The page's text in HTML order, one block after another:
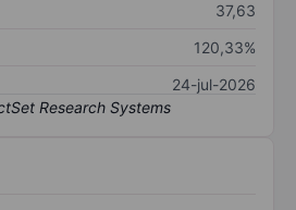
37,63
120,33%
24-jul-2026